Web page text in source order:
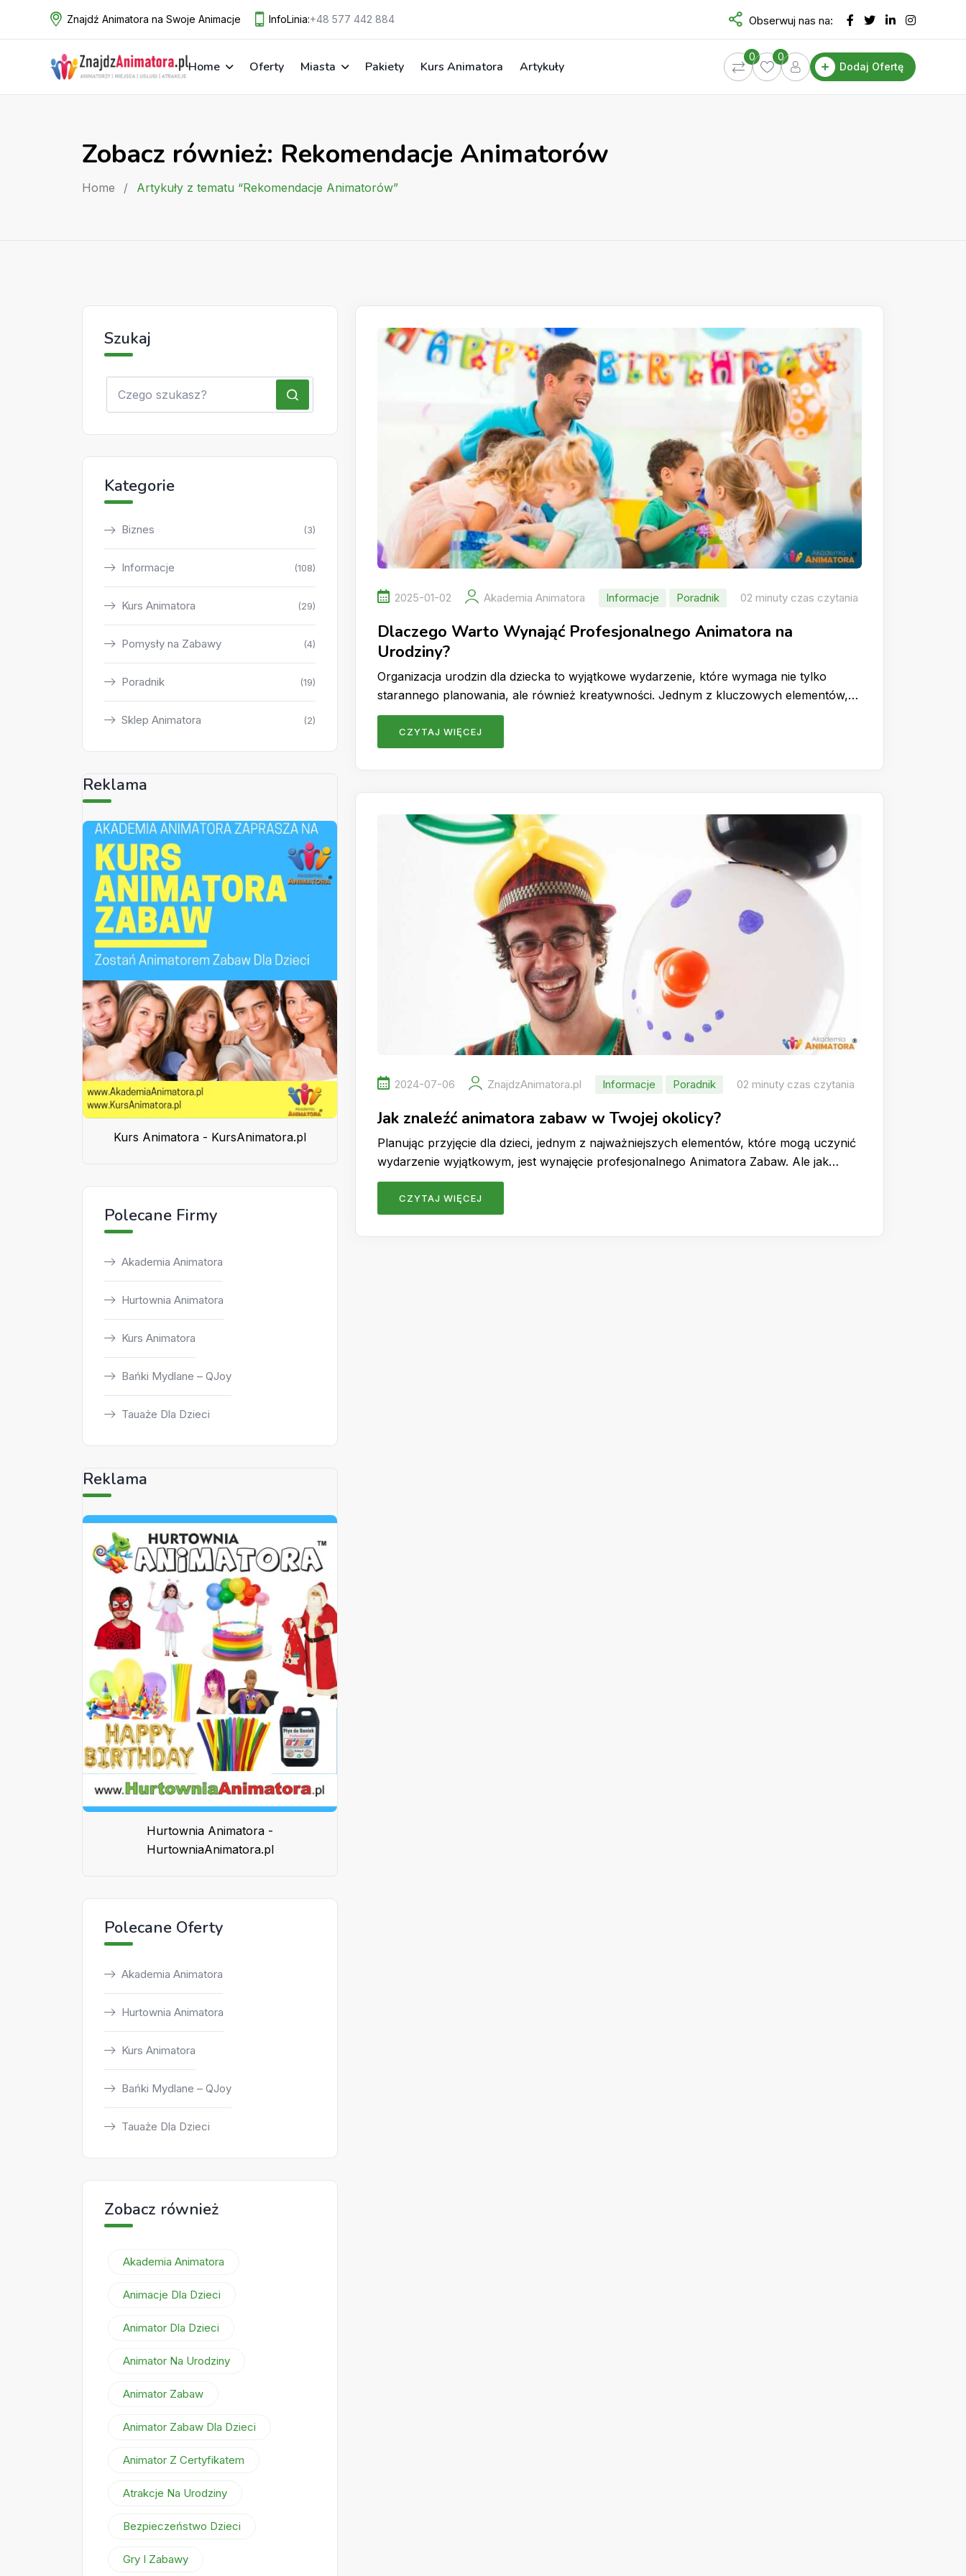
Znajdź Animatora na Swoje Animacje InfoLinia:+48 577 442 884 Obserwuj nas na:
Home Oferty Miasta Pakiety Kurs Animatora Artykuły
0
0
Dodaj Ofertę
Zobacz również: Rekomendacje Animatorów
Home / Artykuły z tematu “Rekomendacje Animatorów”
2025-01-02 Akademia Animatora Informacje Poradnik 02 minuty czas czytania
Dlaczego Warto Wynająć Profesjonalnego Animatora na
Urodziny?
Organizacja urodzin dla dziecka to wyjątkowe wydarzenie, które wymaga nie tylko
starannego planowania, ale również kreatywności. Jednym z kluczowych elementów,…
CZYTAJ WIĘCEJ
2024-07-06 ZnajdzAnimatora.pl Informacje Poradnik 02 minuty czas czytania
Jak znaleźć animatora zabaw w Twojej okolicy?
Planując przyjęcie dla dzieci, jednym z najważniejszych elementów, które mogą uczynić
wydarzenie wyjątkowym, jest wynajęcie profesjonalnego Animatora Zabaw. Ale jak…
CZYTAJ WIĘCEJ
Szukaj
Kategorie
Biznes (3)
Informacje (108)
Kurs Animatora (29)
Pomysły na Zabawy (4)
Poradnik (19)
Sklep Animatora (2)
Reklama
Kurs Animatora - KursAnimatora.pl
Polecane Firmy
Akademia Animatora
Hurtownia Animatora
Kurs Animatora
Bańki Mydlane – QJoy
Tauaże Dla Dzieci
Reklama
Hurtownia Animatora -
HurtowniaAnimatora.pl
Polecane Oferty
Akademia Animatora
Hurtownia Animatora
Kurs Animatora
Bańki Mydlane – QJoy
Tauaże Dla Dzieci
Zobacz również
Akademia Animatora
Animacje Dla Dzieci
Animator Dla Dzieci
Animator Na Urodziny
Animator Zabaw
Animator Zabaw Dla Dzieci
Animator Z Certyfikatem
Atrakcje Na Urodziny
Bezpieczeństwo Dzieci
Gry I Zabawy